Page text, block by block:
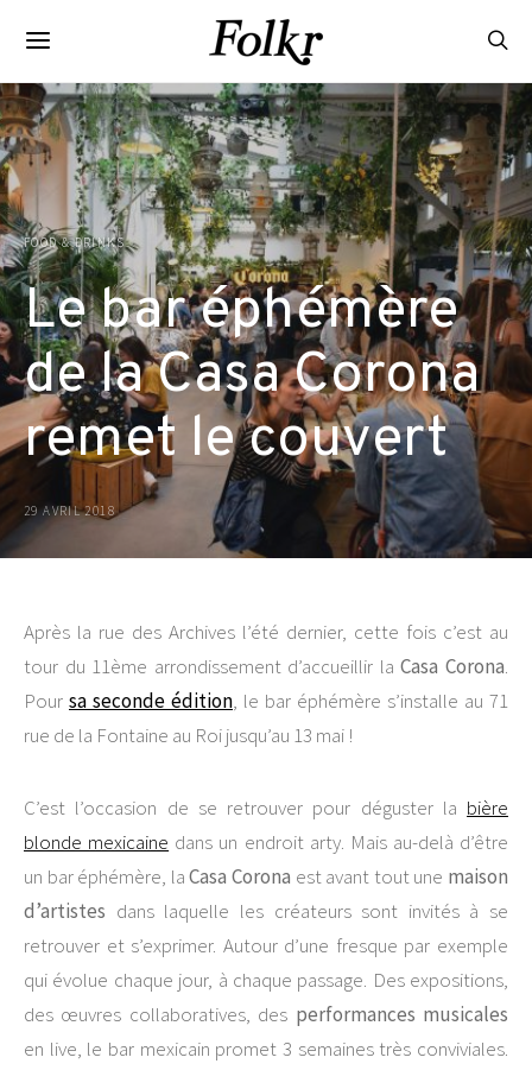
FOOD & DRINKS
Le bar éphémère
de la Casa Corona
remet le couvert
29 AVRIL 2018
Après la rue des Archives l’été dernier, cette fois c’est au
tour du 11ème arrondissement d’accueillir laCasa Corona.
Pour sa seconde édition, le bar éphémère s’installe au 71
rue de la Fontaine au Roi jusqu’au 13 mai !
C’est l’occasion de se retrouver pour déguster la bière
blonde mexicaine dans un endroit arty. Mais au-delà d’être
un bar éphémère, laCasa Corona est avant tout une maison
d’artistes dans laquelle les créateurs sont invités à se
retrouver et s’exprimer. Autour d’une fresque par exemple
qui évolue chaque jour, à chaque passage. Des expositions,
des œuvres collaboratives, des performances musicales
en live, le bar mexicain promet 3 semaines très conviviales.